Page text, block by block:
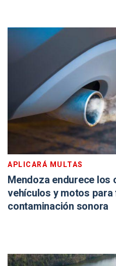
APLICARÁ MULTAS
Mendoza endurece
vehículos y motos para
contaminación sonora